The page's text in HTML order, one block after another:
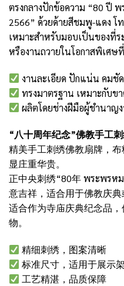
ตรงกลางปักข้อความ “80 ปี
2566” ด้วยด้ายสีชมพู-แดง
เหมาะสำหรับมอบเป็นของที่
หรืองานถวายในโอกาสพิเศษ
งานละเอียด ปักแน่น คมชัด
ทรงมาตรฐาน เหมาะกับ
ผลิตโดยช่างฝีมือผู้ชำนาญ
“八十周年纪念”佛教手工
精美手工刺绣佛教扇牌，
显庄重华贵。
正中央刺绣“80年 พระพรห
意吉祥，适合用于佛教庆典
适合作为寺庙庆典纪念品
物。
精细刺绣，图案清晰
标准尺寸，适用于展示
工艺精湛，品质保障